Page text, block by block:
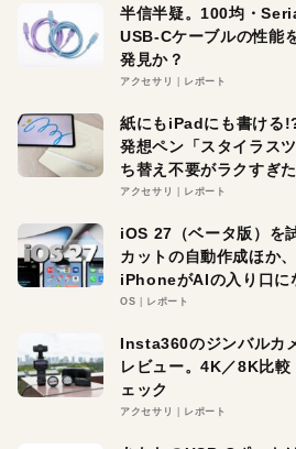
半信半疑。100均・
USB-Cケーブルの性能
発見か？
アクセサリ レポート
紙にもiPadにも書ける
発想ペン「スタイラス
ち替え不要がラクすぎた
アクセサリ レポート
iOS 27（ベータ版）を
カットの自動作成ほか
iPhoneがAIの入り口に
OS レポート
Insta360のジンバルカ
レビュー。4K／8K比
ェック
アクセサリ レポート